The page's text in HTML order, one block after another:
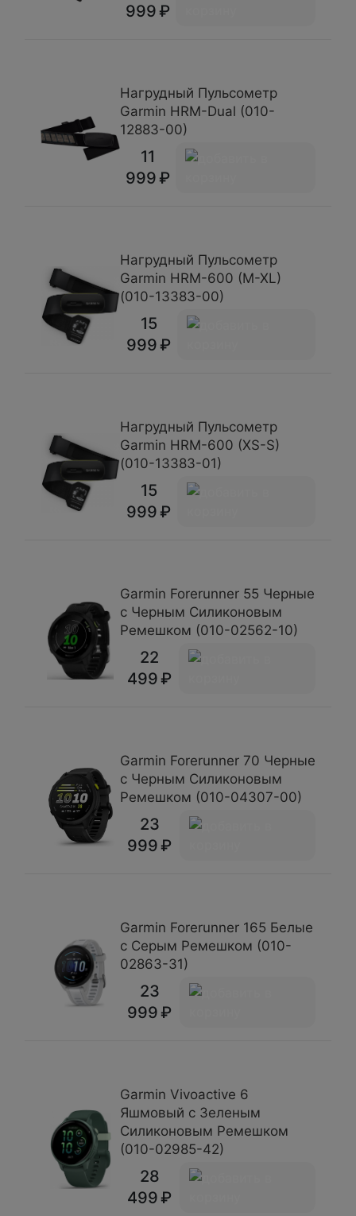
999
Нагрудный Пульсометр
Garmin HRM-Dual (010-
12883-00)
11
999
Нагрудный Пульсометр
Garmin HRM-600 (M-XL)
(010-13383-00)
15
999
Нагрудный Пульсометр
Garmin HRM-600 (XS-S)
(010-13383-01)
15
999
Garmin Forerunner 55 Черные
с Черным Силиконовым
Ремешком (010-02562-10)
22
499
Garmin Forerunner 70 Черные
с Черным Силиконовым
Ремешком (010-04307-00)
23
999
Garmin Forerunner 165 Белые
с Серым Ремешком (010-
02863-31)
23
999
Garmin Vivoactive 6
Яшмовый с Зеленым
Силиконовым Ремешком
(010-02985-42)
28
499